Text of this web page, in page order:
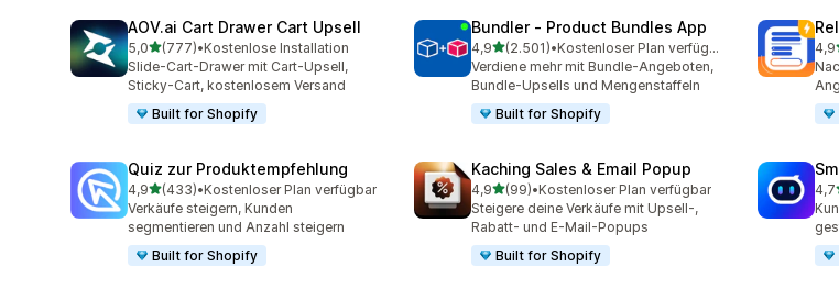
AOV.ai Cart Drawer Cart Upsell
5,0von 5 Sternen
(777)
777 Rezensionen insgesamt
•Kostenlose Installation
Slide-Cart-Drawer mit Cart-Upsell,
Sticky-Cart, kostenlosem Versand
Built for Shopify
Bundler ‑ Product Bundles App
4,9von 5 Sternen
(2.501)
2501 Rezensionen insgesamt
•
Kostenloser Plan verfügbar
Verdiene mehr mit Bundle-Angeboten,
Bundle-Upsells und Mengenstaffeln
Built for Shopify
4,9
Quiz zur Produktempfehlung
4,9von 5 Sternen
(433)
433 Rezensionen insgesamt
•Kostenloser Plan verfügbar
Verkäufe steigern, Kunden
segmentieren und Anzahl steigern
Built for Shopify
Kaching Sales & Email Popup
4,9von 5 Sternen
(99)
99 Rezensionen insgesamt
•Kostenloser Plan verfügbar
Steigere deine Verkäufe mit Upsell-,
Rabatt- und E-Mail-Popups
Built for Shopify
4,7